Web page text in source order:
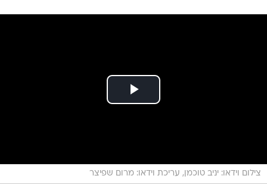
צילום וידאו: יניב טוכמן, עריכת וידאו: מרום שפיצר